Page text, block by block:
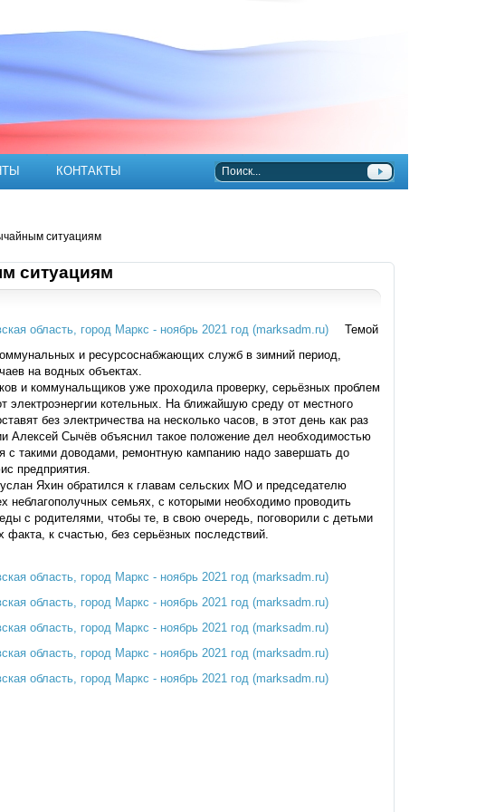
КОНТАКТЫ
ситуациям
ситуациям
Темой
и ресурсоснабжающих служб в зимний период,
на водных объектах.
и коммунальщиков уже проходила проверку, серьёзных проблем
электроэнергии котельных. На ближайшую среду от местного
без электричества на несколько часов, в этот день как раз
Алексей Сычёв объяснил такое положение дел необходимостью
с такими доводами, ремонтную кампанию надо завершать до
предприятия.
Яхин обратился к главам сельских МО и председателю
семьях, с которыми необходимо проводить
с родителями, чтобы те, в свою очередь, поговорили с детьми
к счастью, без серьёзных последствий.